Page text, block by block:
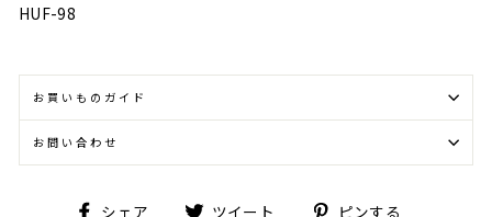
HUF-98
お買いものガイド
お問い合わせ
シェア Facebookツイート Twitterピンする